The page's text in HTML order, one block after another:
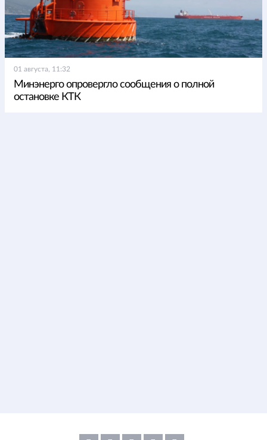
01 августа, 11:32
Минэнерго опровергло сообщения о полной
остановке КТК